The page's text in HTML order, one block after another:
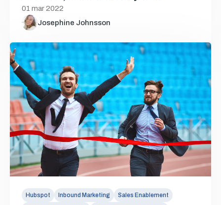
01 mar 2022
Josephine Johnsson
Hubspot Inbound Marketing
Sales Enablement